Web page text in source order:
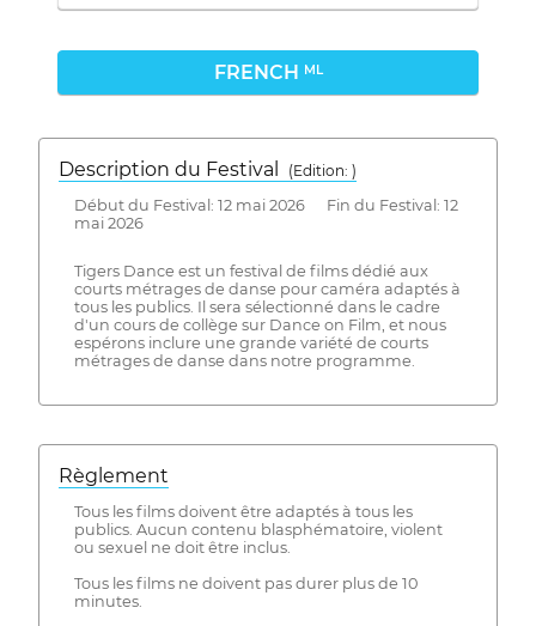
FRENCH ML
Description du Festival
( Edition: )
Début du Festival: 12 mai 2026 Fin du Festival: 12
mai 2026
Tigers Dance est un festival de films dédié aux
courts métrages de danse pour caméra adaptés à
tous les publics. Il sera sélectionné dans le cadre
d'un cours de collège sur Dance on Film, et nous
espérons inclure une grande variété de courts
métrages de danse dans notre programme.
Règlement
Tous les films doivent être adaptés à tous les
publics. Aucun contenu blasphématoire, violent
ou sexuel ne doit être inclus.
Tous les films ne doivent pas durer plus de 10
minutes.